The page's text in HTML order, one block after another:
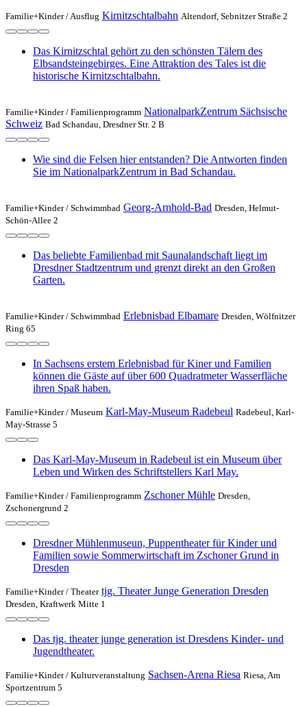
Familie+Kinder / Ausflug Kirnitzschtalbahn Altendorf, Sebnitzer Straße 2
Das Kirnitzschtal gehört zu den schönsten Tälern des
Elbsandsteingebirges. Eine Attraktion des Tales ist die
historische Kirnitzschtalbahn.
Familie+Kinder / Familienprogramm NationalparkZentrum Sächsische
Schweiz Bad Schandau, Dresdner Str. 2 B
Wie sind die Felsen hier entstanden? Die Antworten finden
Sie im NationalparkZentrum in Bad Schandau.
Familie+Kinder / Schwimmbad Georg-Arnhold-Bad Dresden, Helmut-
Schön-Allee 2
Das beliebte Familienbad mit Saunalandschaft liegt im
Dresdner Stadtzentrum und grenzt direkt an den Großen
Garten.
Familie+Kinder / Schwimmbad Erlebnisbad Elbamare Dresden, Wölfnitzer
Ring 65
In Sachsens erstem Erlebnisbad für Kiner und Familien
können die Gäste auf über 600 Quadratmeter Wasserfläche
ihren Spaß haben.
Familie+Kinder / Museum Karl-May-Museum Radebeul Radebeul, Karl-
May-Strasse 5
Das Karl-May-Museum in Radebeul ist ein Museum über
Leben und Wirken des Schriftstellers Karl May.
Familie+Kinder / Familienprogramm Zschoner Mühle Dresden,
Zschonergrund 2
Dresdner Mühlenmuseun, Puppentheater für Kinder und
Familien sowie Sommerwirtschaft im Zschoner Grund in
Dresden
Familie+Kinder / Theater tjg. Theater Junge Generation Dresden
Dresden, Kraftwerk Mitte 1
Das tjg. theater junge generation ist Dresdens Kinder- und
Jugendtheater.
Familie+Kinder / Kulturveranstaltung Sachsen-Arena Riesa Riesa, Am
Sportzentrum 5